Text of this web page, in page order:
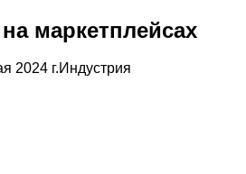
маркетплейсах
2024 г.Индустрия